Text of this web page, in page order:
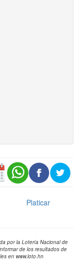
Platicar
por la Lotería Nacional de
de los resultados de
en www.loto.hn